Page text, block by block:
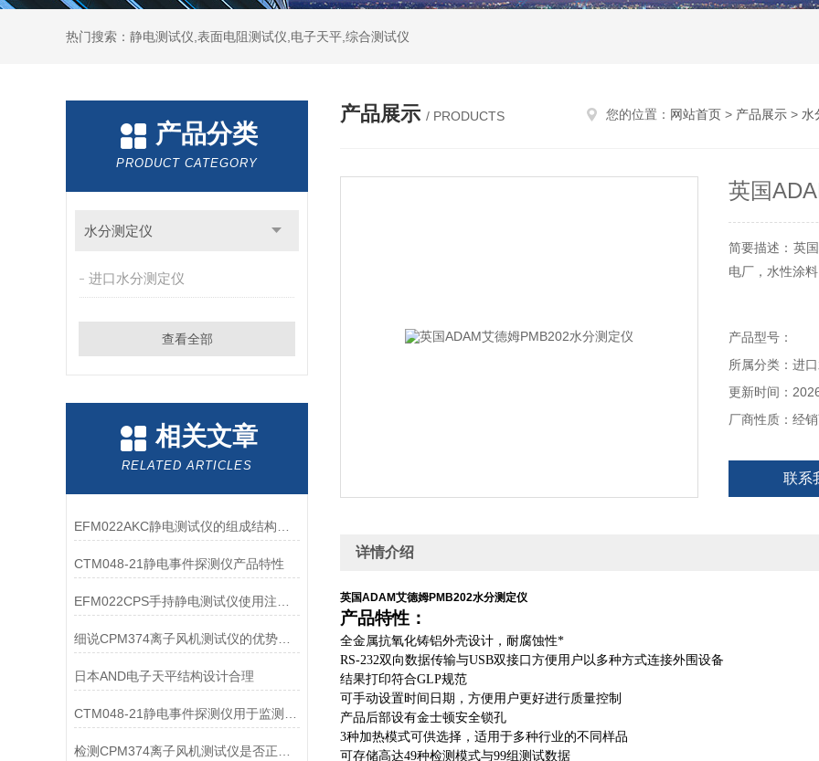
热门搜索：静电测试仪,表面电阻测试仪,电子天平,综合测试仪
产品分类
PRODUCT CATEGORY
水分测定仪
进口水分测定仪
查看全部
相关文章
RELATED ARTICLES
CTM048-21静电事件探测仪产品特性
细说CPM374离子风机测试仪的优势与局限性
日本AND电子天平结构设计合理
产品展示 / PRODUCTS 您的位置： 网站首页 > 产品展示 > 水
英国
简要描述：英
电厂，水性涂
产品型号：
所属分类：进
更新时间：
厂商性质：经
联系
详情介绍
英国ADAM艾德姆PMB202水分测定仪
产品特性：
全金属抗氧化铸铝外壳设计，耐腐蚀性*
RS-232双向数据传输与USB双接口方便用户以多种方式连接外围设备
结果打印符合GLP规范
可手动设置时间日期，方便用户更好进行质量控制
产品后部设有金士顿安全锁孔
3种加热模式可供选择，适用于多种行业的不同样品
可存储高达49种检测模式与99组测试数据